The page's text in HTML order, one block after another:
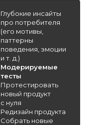
Глубокие инсайты
про потребителя
(его мотивы,
паттерны
поведения, эмоции
и т. д.)
Модерируемые
тесты
Протестировать
новый продукт
с нуля
Редизайн продукта
Собрать новые